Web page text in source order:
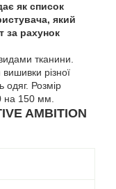
як список
який
за рахунок
тканини.
різної
одяг. Розмір
на 150 мм.
AMBITION